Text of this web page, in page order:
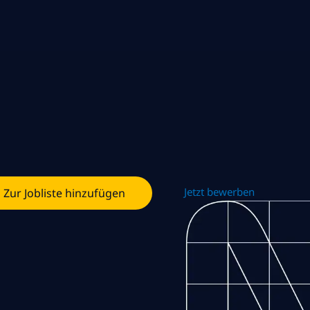
Zur Jobliste hinzufügen Jetzt bewerben